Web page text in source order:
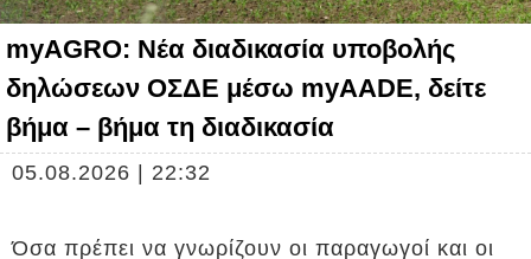
myAGRO: Νέα διαδικασία υποβολής
δηλώσεων ΟΣΔΕ μέσω myAADE, δείτε
βήμα – βήμα τη διαδικασία
05.08.2026 | 22:32
Όσα πρέπει να γνωρίζουν οι παραγωγοί και οι